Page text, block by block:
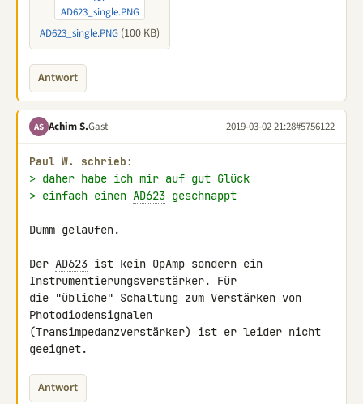
AD623_single.PNG (100 KB)
Antwort
AS Achim S.Gast 2019-03-02 21:28#5756122
Paul W. schrieb:
> daher habe ich mir auf gut Glück
> einfach einen AD623 geschnappt
Dumm gelaufen.
Der AD623 ist kein OpAmp sondern ein
Instrumentierungsverstärker. Für
die "übliche" Schaltung zum Verstärken von
Photodiodensignalen
(Transimpedanzverstärker) ist er leider nicht
geeignet.
Antwort